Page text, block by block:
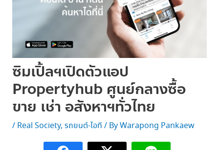
ซิมเปิ้ลฯเปิดตัวแอป
Propertyhub ศูนย์กลางซื้อ
ขาย เช่า อสังหาฯทั่วไทย
/ Real Society, รถยนต์-ไอที / ByWarapong Pankaew